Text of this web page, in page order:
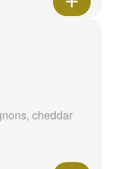
cheddar